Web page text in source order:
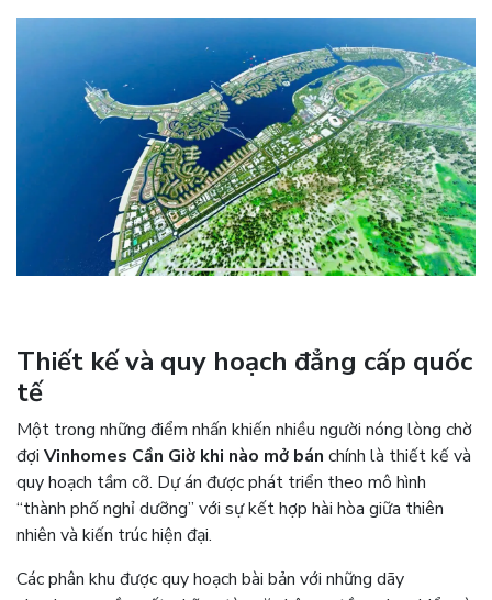
Thiết kế và quy hoạch đẳng cấp quốc
tế
Một trong những điểm nhấn khiến nhiều người nóng lòng chờ
đợi Vinhomes Cần Giờ khi nào mở bán chính là thiết kế và
quy hoạch tầm cỡ. Dự án được phát triển theo mô hình
“thành phố nghỉ dưỡng” với sự kết hợp hài hòa giữa thiên
nhiên và kiến trúc hiện đại.
Các phân khu được quy hoạch bài bản với những dãy